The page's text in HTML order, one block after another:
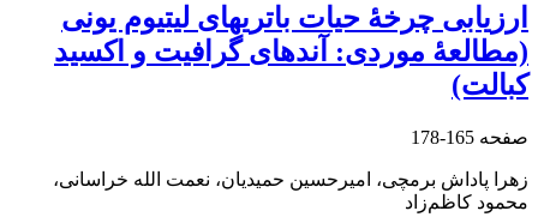
ارزیابی چرخۀ حیات باتری‏های لیتیوم یونی
(مطالعۀ موردی: آندهای گرافیت و اکسید
کبالت)
صفحه 165-178
زهرا پاداش برمچی، امیرحسین حمیدیان، نعمت الله خراسانی،
محمود کاظم‌زاد